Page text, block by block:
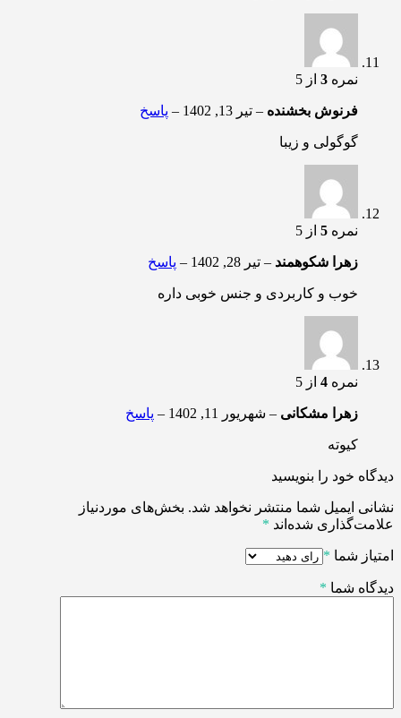
نمره 3 از 5
فرنوش بخشنده – تیر 13, 1402 – پاسخ
گوگولی و زیبا
نمره 5 از 5
زهرا شکوهمند – تیر 28, 1402 – پاسخ
خوب و کاربردی و جنس خوبی داره
نمره 4 از 5
زهرا مشکانی – شهریور 11, 1402 – پاسخ
کیوته
دیدگاه خود را بنویسید
نشانی ایمیل شما منتشر نخواهد شد. بخش‌های موردنیاز
علامت‌گذاری شده‌اند *
امتیاز شما *
دیدگاه شما *